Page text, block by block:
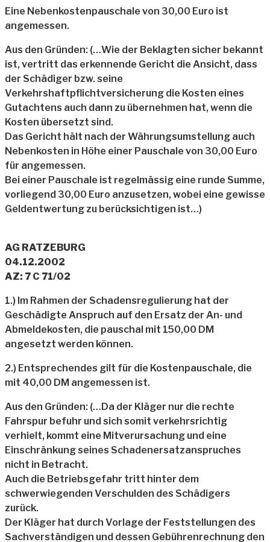
Eine Nebenkostenpauschale von 30,00 Euro ist
angemessen.
Aus den Gründen: (…Wie der Beklagten sicher bekannt
ist, vertritt das erkennende Gericht die Ansicht, dass
der Schädiger bzw. seine
Verkehrshaftpflichtversicherung die Kosten eines
Gutachtens auch dann zu übernehmen hat, wenn die
Kosten übersetzt sind.
Das Gericht hält nach der Währungsumstellung auch
Nebenkosten in Höhe einer Pauschale von 30,00 Euro
für angemessen.
Bei einer Pauschale ist regelmässig eine runde Summe,
vorliegend 30,00 Euro anzusetzen, wobei eine gewisse
Geldentwertung zu berücksichtigen ist…)
AG RATZEBURG
04.12.2002
AZ: 7 C 71/02
1.) Im Rahmen der Schadensregulierung hat der
Geschädigte Anspruch auf den Ersatz der An- und
Abmeldekosten, die pauschal mit 150,00 DM
angesetzt werden können.
2.) Entsprechendes gilt für die Kostenpauschale, die
mit 40,00 DM angemessen ist.
Aus den Gründen: (…Da der Kläger nur die rechte
Fahrspur befuhr und sich somit verkehrsrichtig
verhielt, kommt eine Mitverursachung und eine
Einschränkung seines Schadenersatzanspruches
nicht in Betracht.
Auch die Betriebsgefahr tritt hinter dem
schwerwiegenden Verschulden des Schädigers
zurück.
Der Kläger hat durch Vorlage der Feststellungen des
Sachverständigen und dessen Gebührenrechnung den